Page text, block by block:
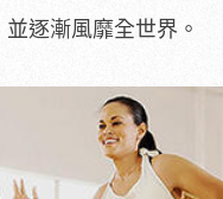
逐漸風靡全世界。